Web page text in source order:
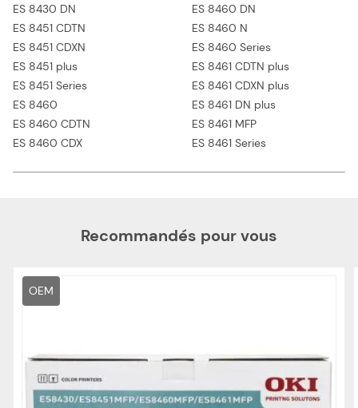
ES 8430 DN
ES 8451 CDTN
ES 8451 CDXN
ES 8451 plus
ES 8451 Series
ES 8460
ES 8460 CDTN
ES 8460 CDX
ES 8460 DN
ES 8460 N
ES 8460 Series
ES 8461 CDTN plus
ES 8461 CDXN plus
ES 8461 DN plus
ES 8461 MFP
ES 8461 Series
Recommandés pour vous
OEM